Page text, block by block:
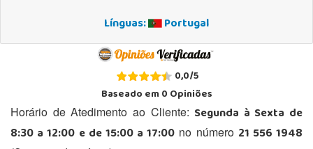
Línguas: Portugal
0,0/5
Baseado em0Opiniões
Horário de Atedimento ao Cliente: Segunda à Sexta de
8:30 a 12:00 e de 15:00 a 17:00 no número 21 556 1948